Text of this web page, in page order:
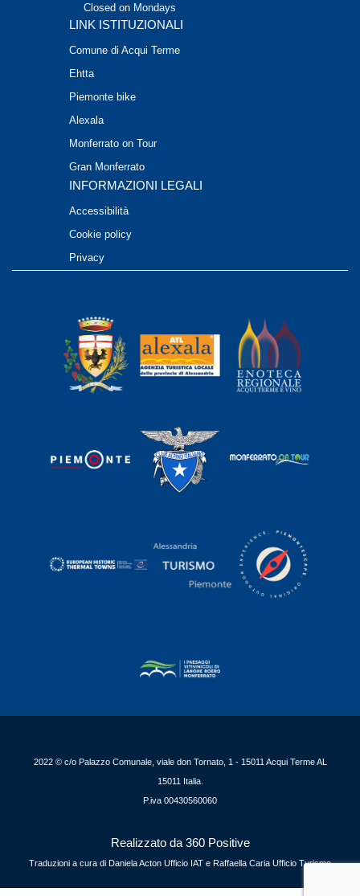
Closed on Mondays
LINK ISTITUZIONALI
Comune di Acqui Terme
Ehtta
Piemonte bike
Alexala
Monferrato on Tour
Gran Monferrato
INFORMAZIONI LEGALI
Accessibilità
Cookie policy
Privacy
2022 © c/o Palazzo Comunale, viale don Tornato, 1 - 15011 Acqui Terme AL
15011 Italia.
P.iva 00430560060
Realizzato da 360 Positive
Traduzioni a cura di Daniela Acton Ufficio IAT e Raffaella Caria Ufficio Turismo